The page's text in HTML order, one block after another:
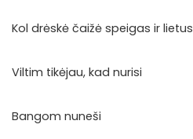
Kol drėskė čaižė speigas ir lietus
Viltim tikėjau, kad nurisi
Bangom nuneši